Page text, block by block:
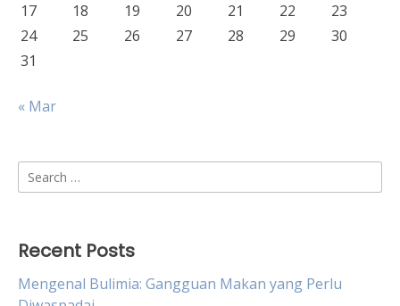
17
18 19 20 21 22
23
24
25 26 27 28 29
30
31
« Mar
Search
for:
Recent Posts
Mengenal Bulimia: Gangguan Makan yang Perlu